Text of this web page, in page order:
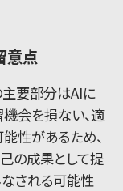
意点
主要部分はAIに
会を損ない、適
性があるため、
の成果として提
される可能性